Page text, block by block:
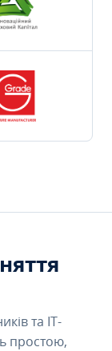
та IT-
простою,